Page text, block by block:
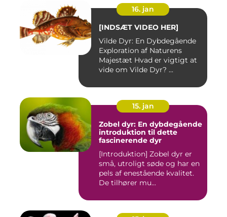
16. jan
[INDSÆT VIDEO HER]
Vilde Dyr: En Dybdegående
Exploration af Naturens
Majestæt Hvad er vigtigt at
vide om Vilde Dyr? ...
15. jan
Zobel dyr: En dybdegående
introduktion til dette
fascinerende dyr
[Introduktion] Zobel dyr er
små, utroligt søde og har en
pels af enestående kvalitet.
De tilhører mu...